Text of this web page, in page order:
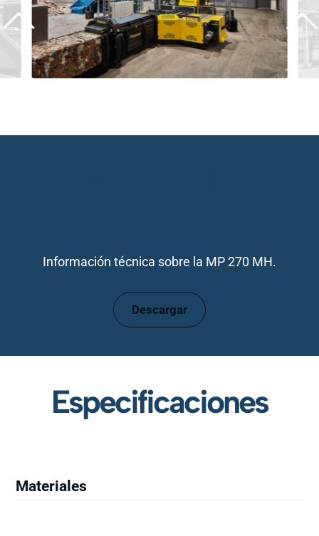
Información técnica sobre la MP 270 MH.
Descargar
Especificaciones
Materiales